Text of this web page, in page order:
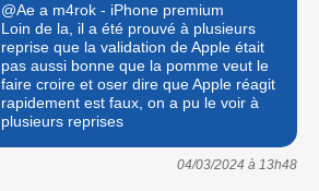
@Ae a m4rok - iPhone premium
Loin de la, il a été prouvé à plusieurs
reprise que la validation de Apple était
pas aussi bonne que la pomme veut le
faire croire et oser dire que Apple réagit
rapidement est faux, on a pu le voir à
plusieurs reprises
04/03/2024 à 13h48